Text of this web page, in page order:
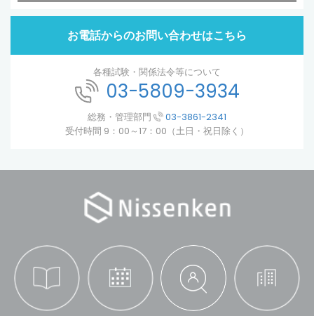
お電話からのお問い合わせはこちら
各種試験・関係法令等について
03-5809-3934
総務・管理部門
03-3861-2341
受付時間 9：00～17：00（土日・祝日除く）